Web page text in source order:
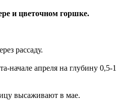
и цветочном горшке.
рассаду.
начале апреля на глубину 0,5-1
высаживают в мае.